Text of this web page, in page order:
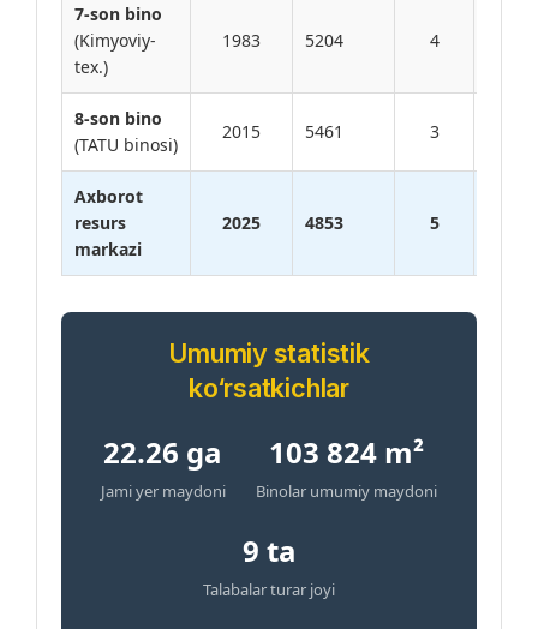
7-son bino
(Kimyoviy-
tex.)
1983 5204 4
8-son bino
(TATU binosi)
2015 5461 3
Axborot
resurs
markazi
2025 4853 5
Umumiy statistik
ko‘rsatkichlar
22.26 ga
Jami yer maydoni
103 824 m²
Binolar umumiy maydoni
9 ta
Talabalar turar joyi